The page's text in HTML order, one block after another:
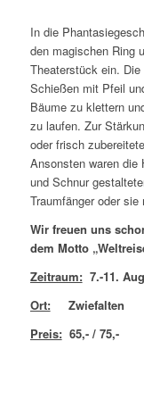
In die
den magischen Ring
Theaterstück ein.
Schießen mit Pfeil
Bäume zu klettern
zu laufen. Zur
oder frisch
Ansonsten waren
und Schnur
Traumfänger oder
Wir freuen uns
dem Motto
Zeitraum:7.-11.
Ort:Zwiefalten
Preis:65,- / 75,-